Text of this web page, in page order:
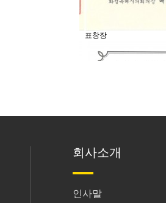
회사소개
인사말